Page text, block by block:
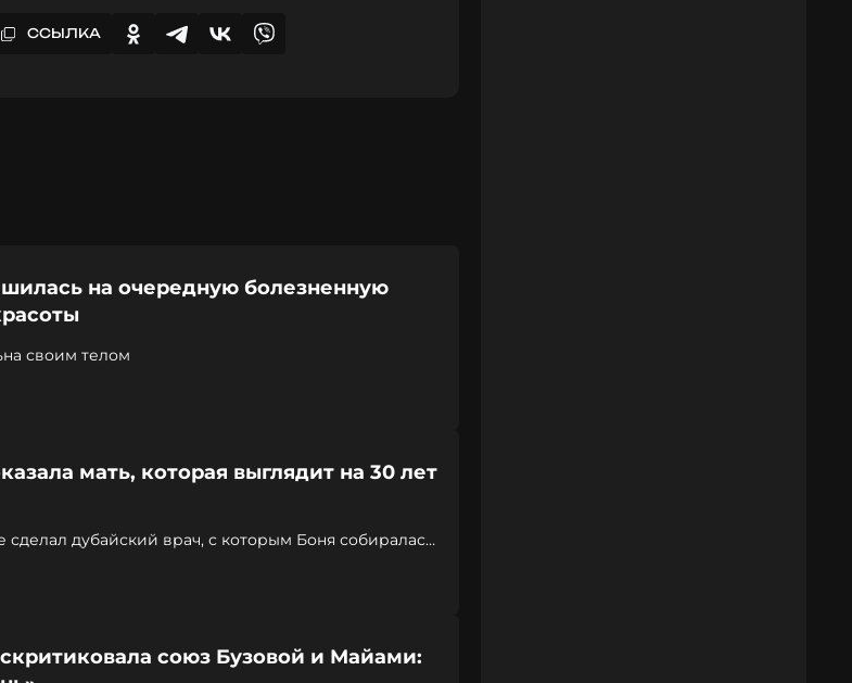
ССЫЛКА
на очередную болезненную
своим телом
мать, которая выглядит на 30 лет
сделал дубайский врач, с которым Боня собиралась
союз Бузовой и Майами: